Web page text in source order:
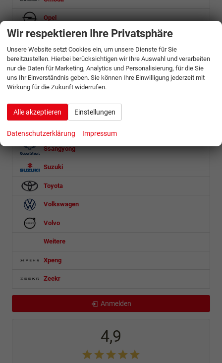
Opel
Ora
Peugeot
Porsche
Renault
Seat
Skoda
Ssangyong
Suzuki
Toyota
Volkswagen
Volvo
Weitere
Xpeng
Zeekr
Anmelden
4,9
Wir respektieren Ihre Privatsphäre
Unsere Website setzt Cookies ein, um unsere Dienste für Sie
bereitzustellen. Hierbei berücksichtigen wir Ihre Auswahl und verarbeiten
nur die Daten für Marketing, Analytics und Personalisierung, für die Sie
uns Ihr Einverständnis geben. Sie können Ihre Einwilligung jederzeit mit
Wirkung für die Zukunft widerrufen.
Alle akzeptieren Einstellungen
Datenschutzerklärung Impressum